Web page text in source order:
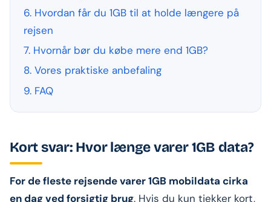
6. Hvordan får du 1GB til at holde længere på
rejsen
7. Hvornår bør du købe mere end 1GB?
8. Vores praktiske anbefaling
9. FAQ
Kort svar: Hvor længe varer 1GB data?
For de fleste rejsende varer 1GB mobildata cirka
en dag ved forsigtig brug. Hvis du kun tjekker kort,